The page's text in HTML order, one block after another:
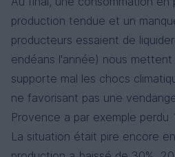
production tendue et un
producteurs essaient de
endéans l'année) nous
supporte mal les chocs
ne favorisant pas une
Provence a par exemple perdu
La situation était pire encore